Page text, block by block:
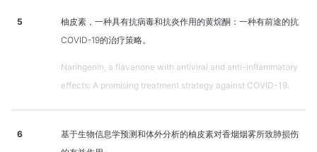
5
柚皮素，一种具有抗病毒和抗炎作用的黄烷酮：一种有前途的抗
COVID-19的治疗策略。
Naringenin, a flavanone with antiviral and anti-inflammatory
effects: A promising treatment strategy against COVID-19.
6
基于生物信息学预测和体外分析的柚皮素对香烟烟雾所致肺损伤